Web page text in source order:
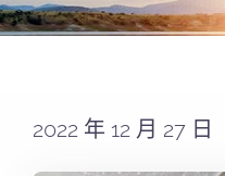
奉獻支持
Search
2022 年 12 月 27 日